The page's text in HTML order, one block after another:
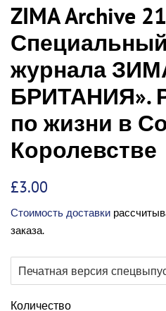
ZIMA Archive
журнала
БРИТАНИЯ».
по жизни в
Королевстве
Обычная
£3.00
скидкой
Стоимость доставки
заказа.
Количество